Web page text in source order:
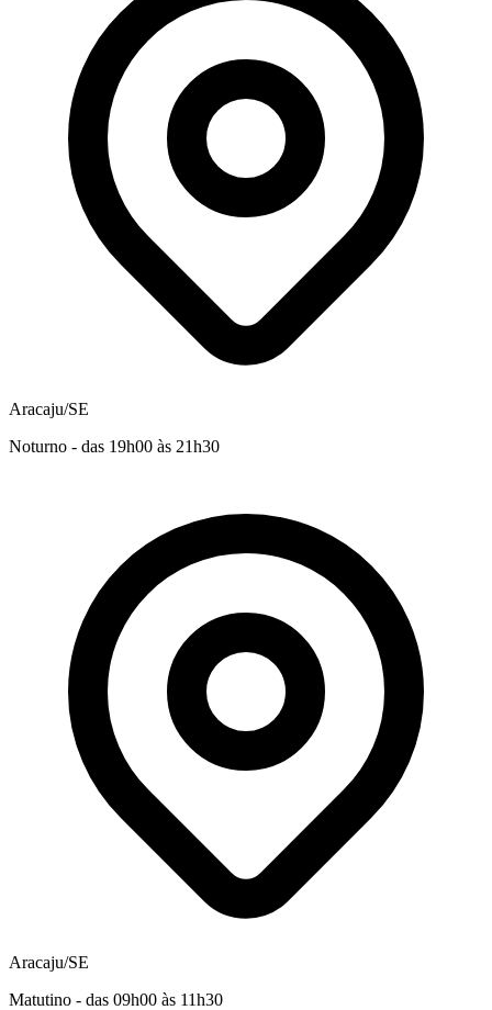
Aracaju/SE
Noturno - das 19h00 às 21h30
Aracaju/SE
Matutino - das 09h00 às 11h30